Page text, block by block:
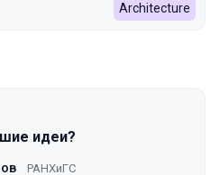
Architecture
идеи?
РАНХиГС